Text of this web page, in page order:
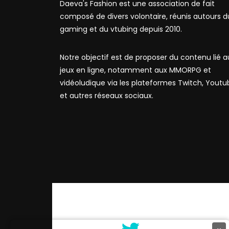
Daeva's Fashion est une association de fait
composé de divers volontaire, réunis autours
gaming et du vtubing depuis 2010.
Notre objectif est de proposer du contenu lié
jeux en ligne, notamment aux MMORPG et
vidéoludique via les plateformes Twitch,
et autres réseaux sociaux.